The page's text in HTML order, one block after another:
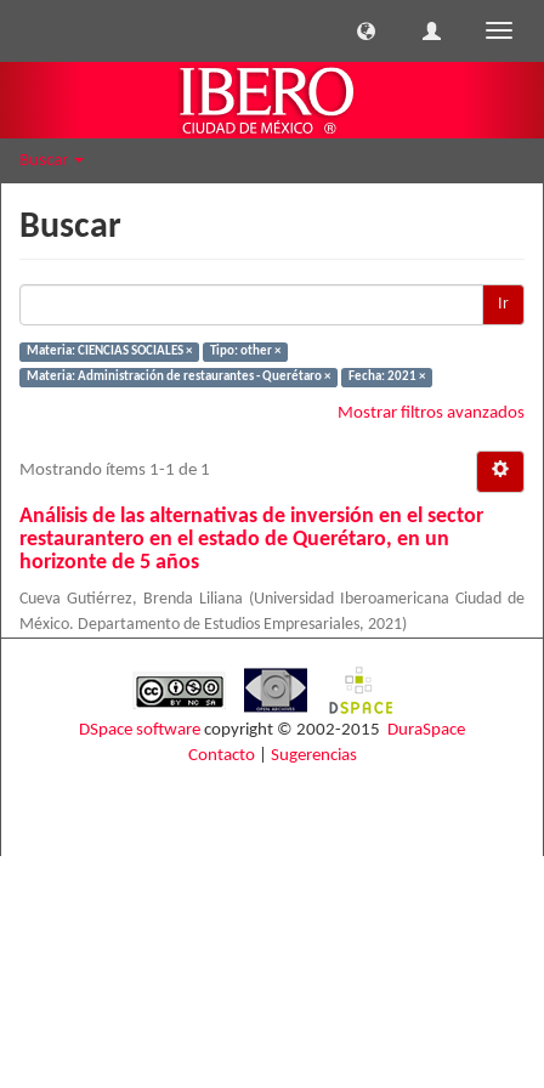
Buscar
Buscar
Ir
Materia: CIENCIAS SOCIALES ×
Tipo: other ×
Materia: Administración de restaurantes - Querétaro ×
Fecha: 2021 ×
Mostrar filtros avanzados
Mostrando ítems 1-1 de 1
Análisis de las alternativas de inversión en el sector
restaurantero en el estado de Querétaro, en un
horizonte de 5 años
Cueva Gutiérrez, Brenda Liliana (Universidad Iberoamericana Ciudad de
México. Departamento de Estudios Empresariales, 2021)
DSpace software copyright © 2002-2015 DuraSpace
Contacto| Sugerencias